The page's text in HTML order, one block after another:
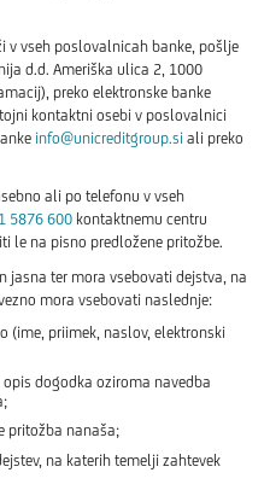
v vseh poslovalnicah banke, pošlje
d.d. Ameriška ulica 2, 1000
preko elektronske banke
kontaktni osebi v poslovalnici
info@unicreditgroup.si ali preko
ali po telefonu v vseh
5876 600 kontaktnemu centru
le na pisno predložene pritožbe.
jasna ter mora vsebovati dejstva, na
mora vsebovati naslednje:
(ime, priimek, naslov, elektronski
dogodka oziroma navedba
pritožba nanaša;
na katerih temelji zahtevek